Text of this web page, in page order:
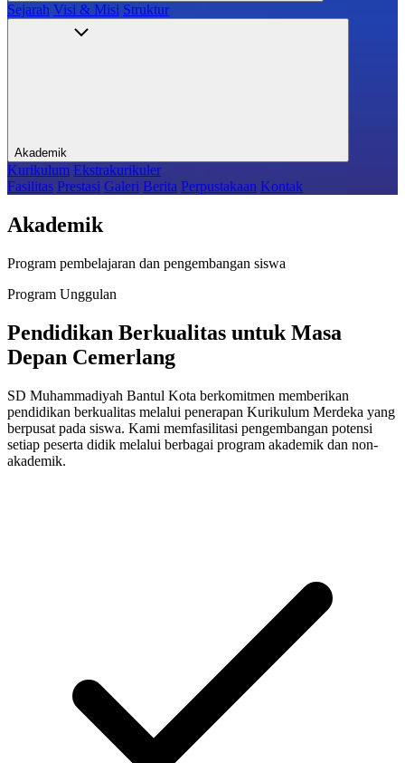
Sejarah Visi & Misi Struktur
Akademik
Kurikulum Ekstrakurikuler
Fasilitas Prestasi Galeri Berita Perpustakaan Kontak
Akademik
Program pembelajaran dan pengembangan siswa
Program Unggulan
Pendidikan Berkualitas untuk Masa
Depan Cemerlang
SD Muhammadiyah Bantul Kota berkomitmen memberikan
pendidikan berkualitas melalui penerapan Kurikulum Merdeka yang
berpusat pada siswa. Kami memfasilitasi pengembangan potensi
setiap peserta didik melalui berbagai program akademik dan non-
akademik.